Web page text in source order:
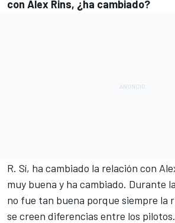
con Alex Rins, ¿ha cambiado?
R. Sí, ha cambiado la relación con
muy buena y ha cambiado. Durante
no fue tan buena porque siempre la
se creen diferencias entre los